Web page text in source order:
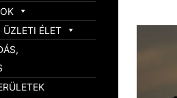
ÜZLETI ÉLET